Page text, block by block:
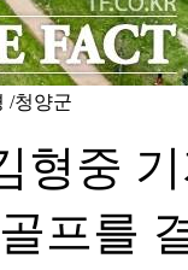
/청양군
형중
프를